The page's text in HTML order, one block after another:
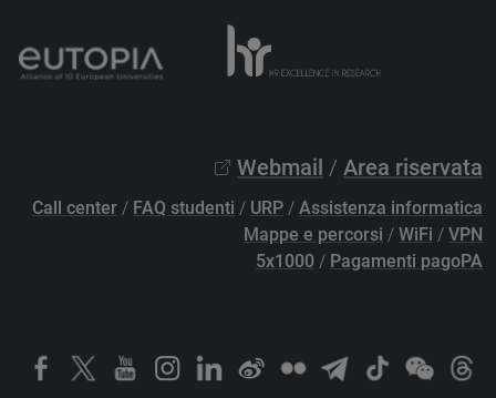
Webmail / Area riservata
Call center / FAQ studenti / URP / Assistenza informatica
Mappe e percorsi / WiFi / VPN
5x1000 / Pagamenti pagoPA